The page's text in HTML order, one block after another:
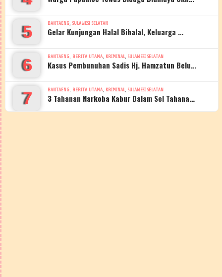
5 BANTAENG, SULAWESI SELATAN
Gelar Kunjungan Halal Bihalal, Keluarga …
6 BANTAENG, BERITA UTAMA, KRIMINAL, SULAWESI SELATAN
Kasus Pembunuhan Sadis Hj. Hamzatun Belu…
7 BANTAENG, BERITA UTAMA, KRIMINAL, SULAWESI SELATAN
3 Tahanan Narkoba Kabur Dalam Sel Tahana…